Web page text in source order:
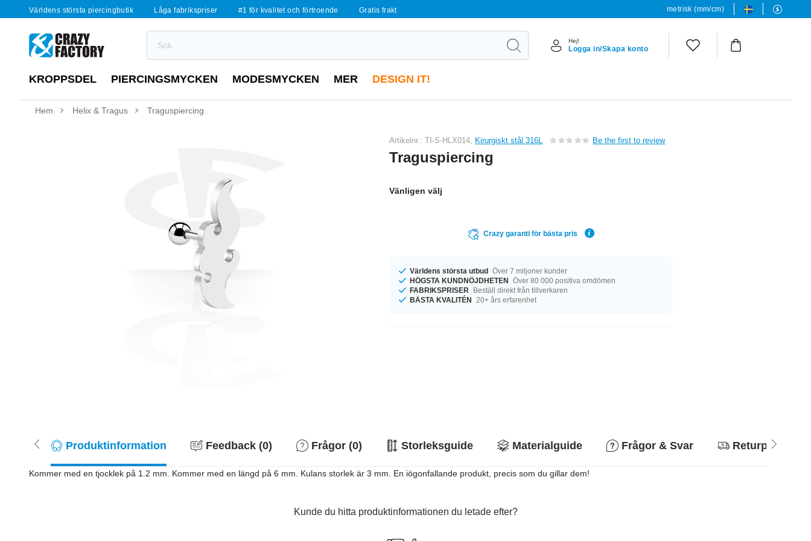
Världens största piercingbutik Låga fabrikspriser #1 för kvalitet och förtroende Gratis frakt metrisk (mm/cm)
Hej!
Logga in/Skapa konto
KROPPSDEL PIERCINGSMYCKEN MODESMYCKEN MER DESIGN IT!
Hem Helix & Tragus Traguspiercing
Artikelnr.: TI-S-HLX014, Kirurgiskt stål 316L Be the first to review
Traguspiercing
Vänligen välj
Crazy garanti för bästa pris
Världens största utbud Över 7 miljoner kunder
HÖGSTA KUNDNÖJDHETEN Över 80 000 positiva omdömen
FABRIKSPRISER
Beställ direkt från tillverkaren
BÄSTA KVALITÉN
20+ års erfarenhet
Produktinformation Feedback (0) Frågor (0) Storleksguide Materialguide Frågor & Svar Returpolicy
Kommer med en tjocklek på 1.2 mm. Kommer med en längd på 6 mm. Kulans storlek är 3 mm. En iögonfallande produkt, precis som du gillar dem!
Kunde du hitta produktinformationen du letade efter?